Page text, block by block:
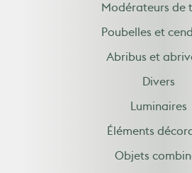
Modérateurs de
Poubelles et
Abribus et
Divers
Luminaires
Éléments
Objets